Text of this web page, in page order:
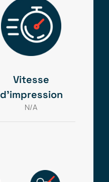
Vitesse
d'impression
N/A